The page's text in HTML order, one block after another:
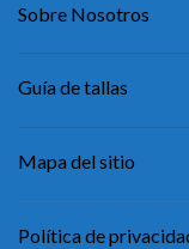
Sobre Nosotros
Guía de tallas
Mapa del sitio
Política de